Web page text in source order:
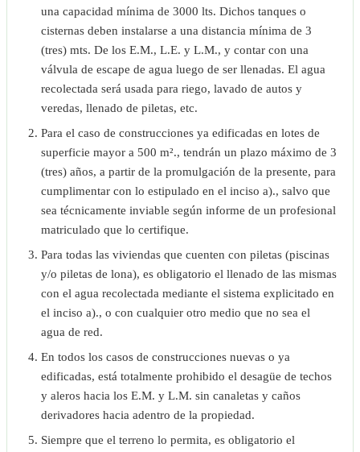
una capacidad mínima de 3000 lts. Dichos tanques o
cisternas deben instalarse a una distancia mínima de 3
(tres) mts. De los E.M., L.E. y L.M., y contar con una
válvula de escape de agua luego de ser llenadas. El agua
recolectada será usada para riego, lavado de autos y
veredas, llenado de piletas, etc.
Para el caso de construcciones ya edificadas en lotes de
superficie mayor a 500 m²., tendrán un plazo máximo de 3
(tres) años, a partir de la promulgación de la presente, para
cumplimentar con lo estipulado en el inciso a)., salvo que
sea técnicamente inviable según informe de un profesional
matriculado que lo certifique.
Para todas las viviendas que cuenten con piletas (piscinas
y/o piletas de lona), es obligatorio el llenado de las mismas
con el agua recolectada mediante el sistema explicitado en
el inciso a)., o con cualquier otro medio que no sea el
agua de red.
En todos los casos de construcciones nuevas o ya
edificadas, está totalmente prohibido el desagüe de techos
y aleros hacia los E.M. y L.M. sin canaletas y caños
derivadores hacia adentro de la propiedad.
Siempre que el terreno lo permita, es obligatorio el